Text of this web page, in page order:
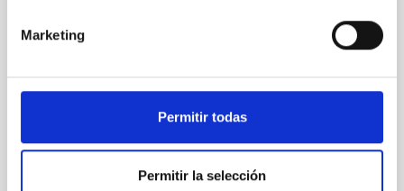
Marketing
Permitir todas
Permitir la selección
Teraelectronvolt fonts
2007 to Apr 2014 the MAGIC telescopes measured
the most energetic pulsed photons from a pulsar to